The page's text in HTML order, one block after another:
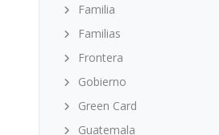
Familia
Familias
Frontera
Gobierno
Green Card
Guatemala